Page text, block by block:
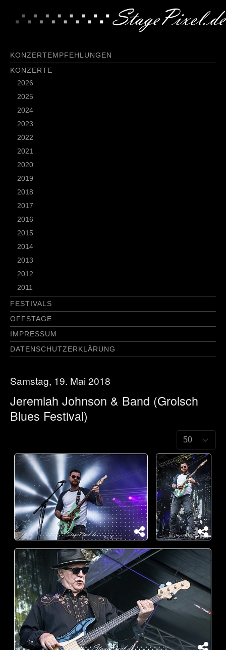
KONZERTEMPFEHLUNGEN
KONZERTE
2026
2025
2024
2023
2022
2021
2020
2019
2018
2017
2016
2015
2014
2013
2012
2011
FESTIVALS
OFFSTAGE
IMPRESSUM
DATENSCHUTZERKLÄRUNG
Samstag, 19. Mai 2018
Jeremiah Johnson & Band (Grolsch
Blues Festival)